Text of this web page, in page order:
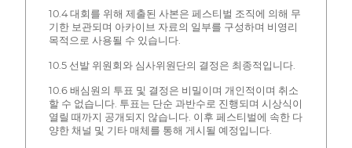
10.4 대회를 위해 제출된 사본은 페스티벌 조직에 의해 무
기한 보관되며 아카이브 자료의 일부를 구성하며 비영리
목적으로 사용될 수 있습니다.
10.5 선발 위원회와 심사위원단의 결정은 최종적입니다.
10.6 배심원의 투표 및 결정은 비밀이며 개인적이며 취소
할 수 없습니다. 투표는 단순 과반수로 진행되며 시상식이
열릴 때까지 공개되지 않습니다. 이후 페스티벌에 속한 다
양한 채널 및 기타 매체를 통해 게시될 예정입니다.